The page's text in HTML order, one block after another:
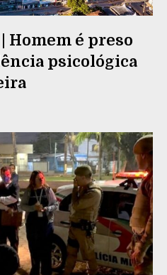
Homem é preso
psicológica